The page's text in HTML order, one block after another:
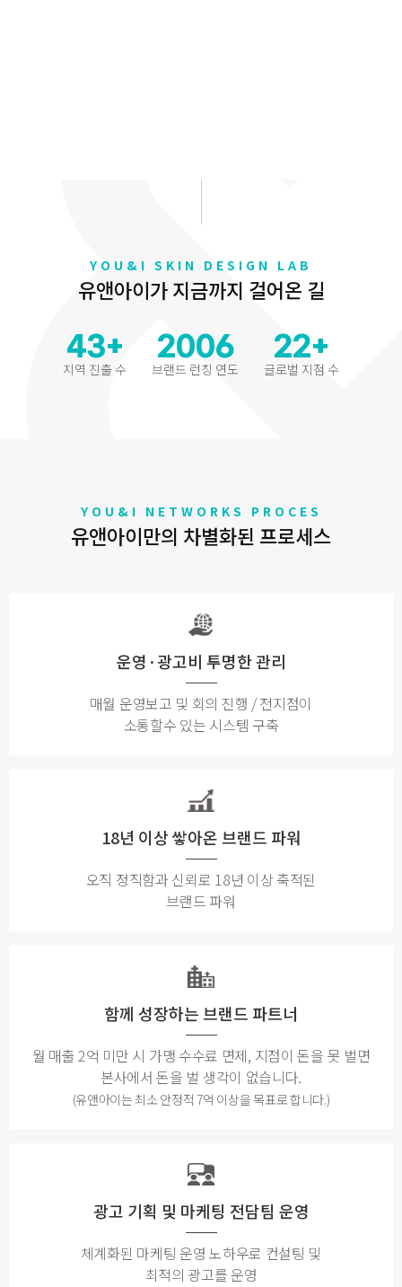
YOU&I SKIN DESIGN LAB
유앤아이가 지금까지 걸어온 길
43+
지역 진출 수
2006
브랜드 런칭 연도
22+
글로벌 지점 수
YOU&I NETWORKS PROCES
유앤아이만의 차별화된 프로세스
운영·광고비 투명한 관리
매월 운영보고 및 회의 진행 / 전지점이
소통할수 있는 시스템 구축
18년 이상 쌓아온 브랜드 파워
오직 정직함과 신뢰로 18년 이상 축적된
브랜드 파워
함께 성장하는 브랜드 파트너
월 매출 2억 미만 시 가맹 수수료 면제, 지점이 돈을 못 벌면
본사에서 돈을 벌 생각이 없습니다.
(유앤아이는 최소 안정적 7억 이상을 목표로 합니다.)
광고 기획 및 마케팅 전담팀 운영
체계화된 마케팅 운영 노하우로 컨설팅 및
최적의 광고를 운영